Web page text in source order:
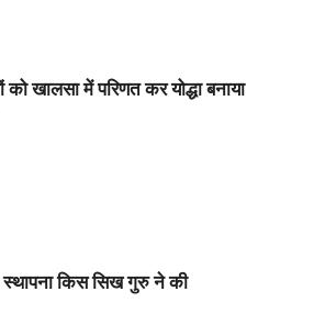
खालसा में परिणत कर योद्धा बनाया
किस सिख गुरु ने की